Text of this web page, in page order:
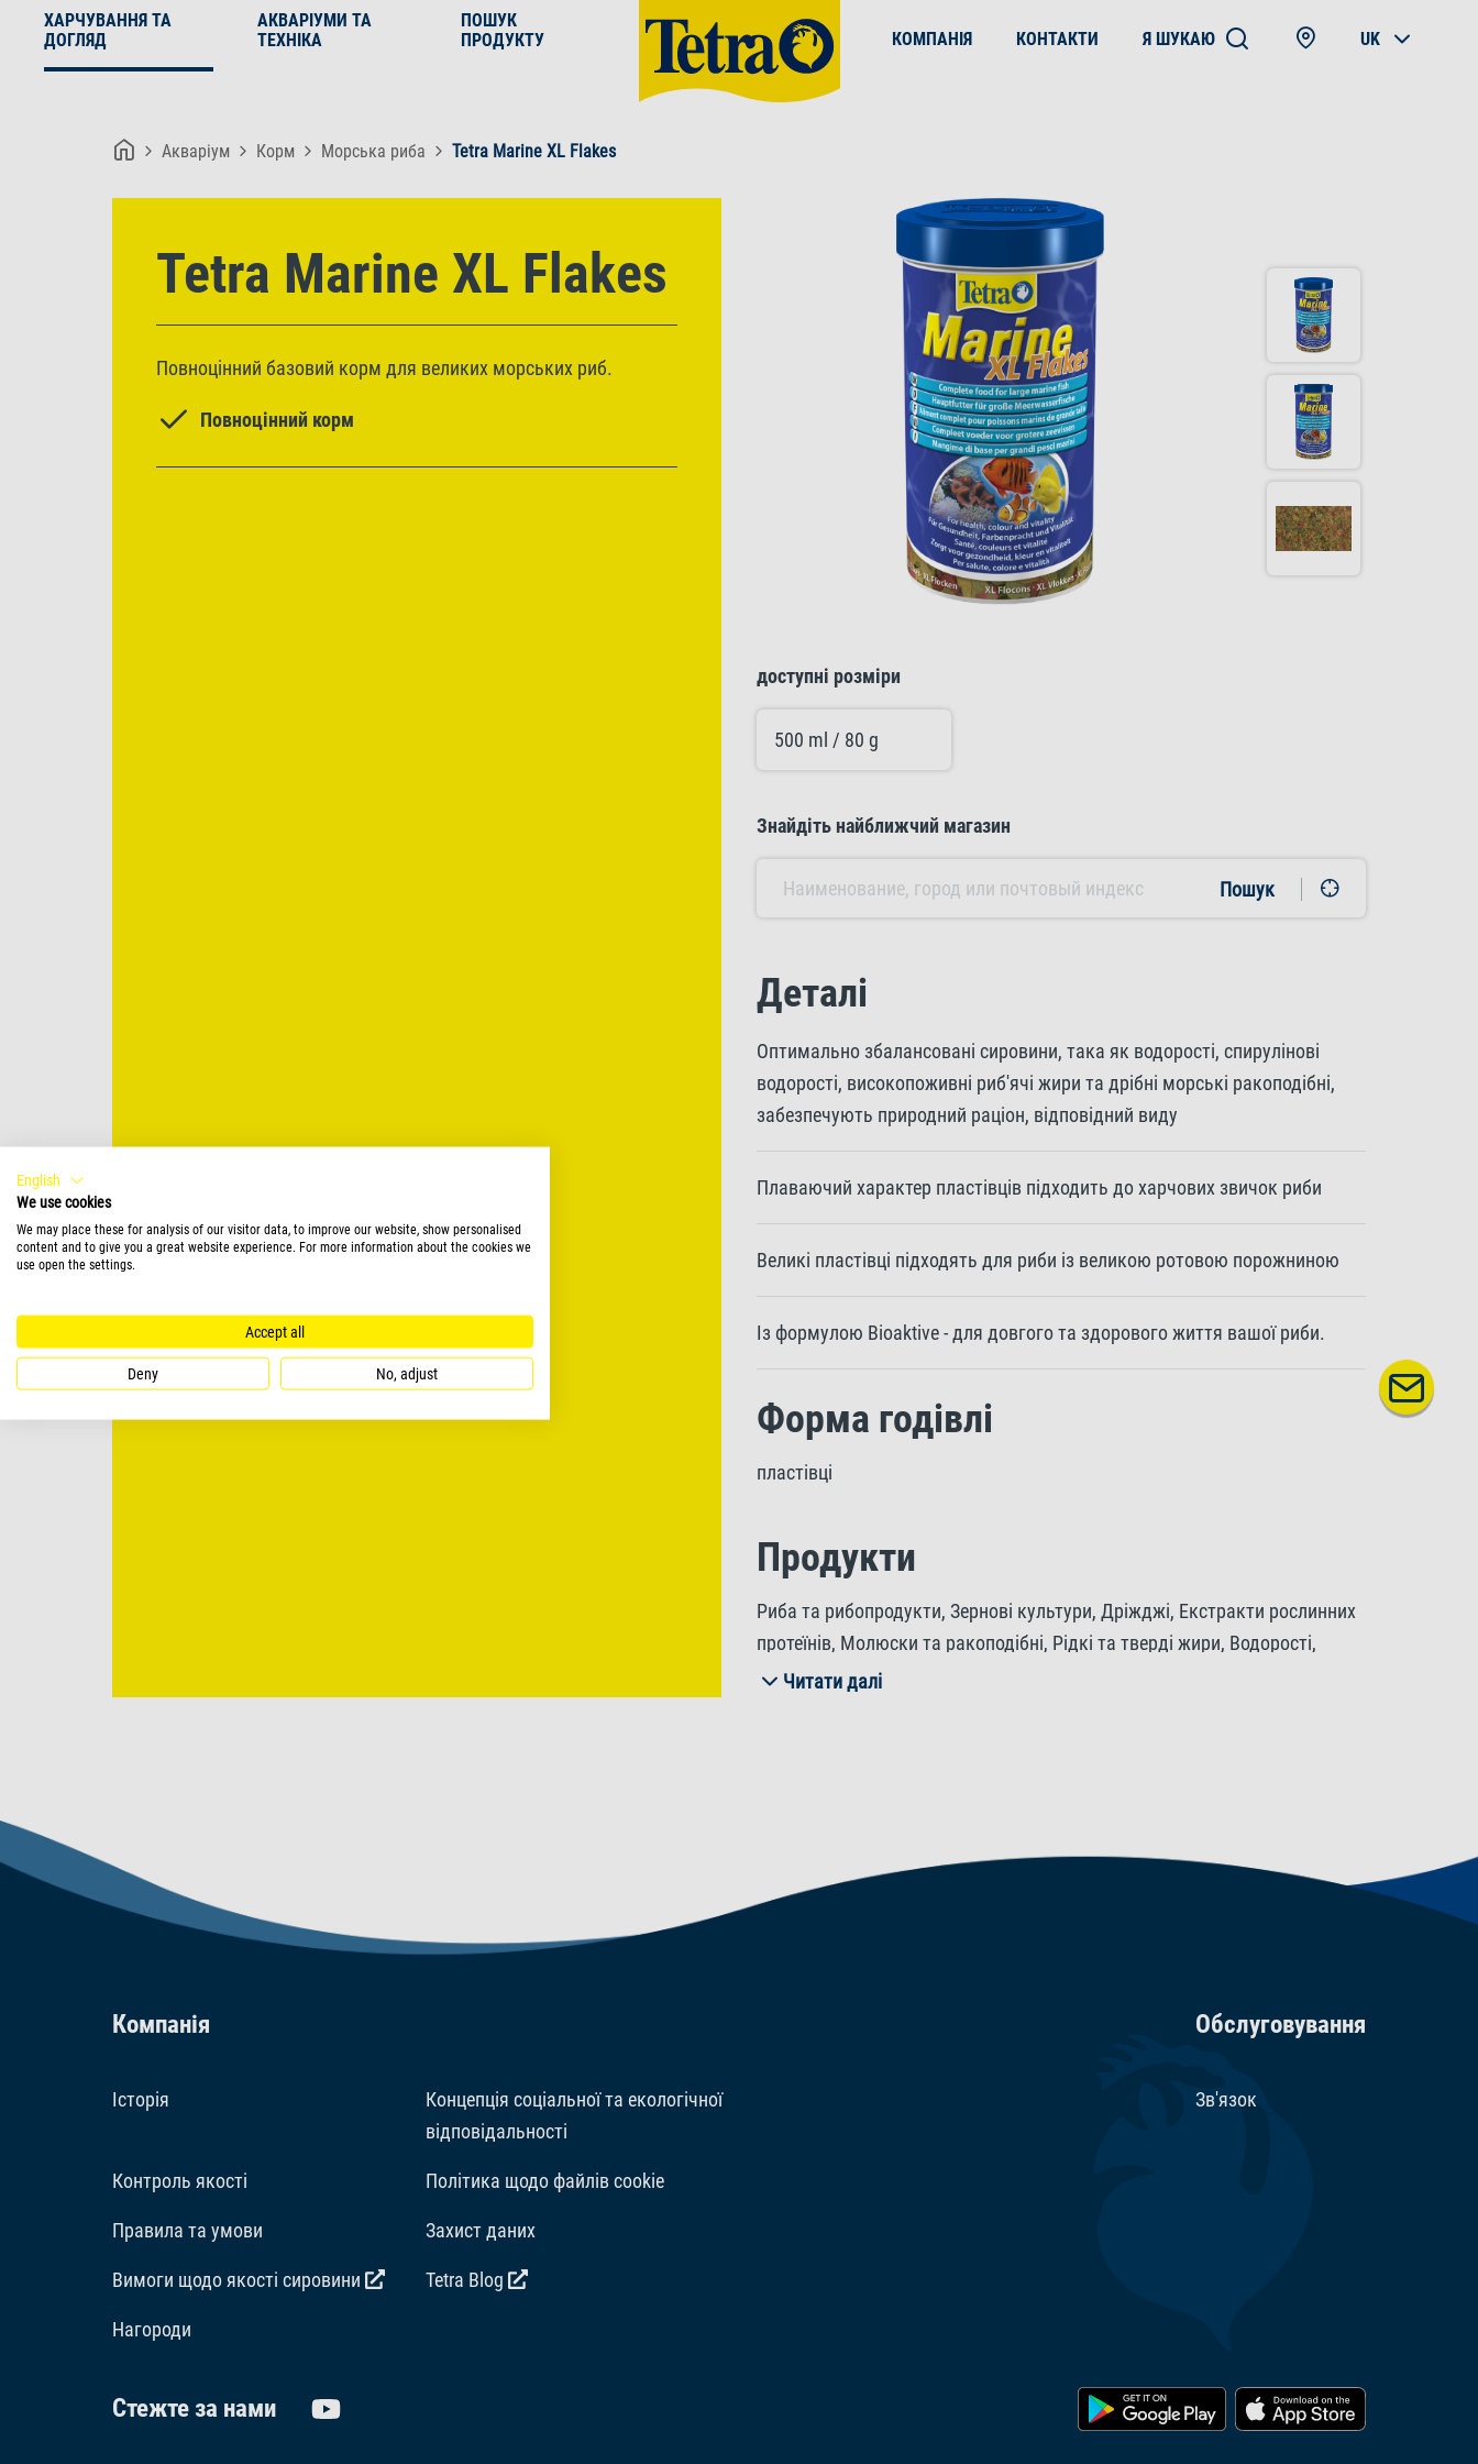
ХАРЧУВАННЯ ТА
ДОГЛЯД
АКВАРІУМИ ТА
ТЕХНІКА
ПОШУК
ПРОДУКТУ
КОМПАНІЯ КОНТАКТИ Я ШУКАЮ UK
Акваріум Корм Морська риба Tetra Marine XL Flakes
Tetra Marine XL Flakes
Повноцінний базовий корм для великих морських риб.
Повноцінний корм
доступні розміри
500 ml / 80 g
Знайдіть найближчий магазин
Пошук
Деталі
Оптимально збалансовані сировини, така як водорості, спирулінові
водорості, високопоживні риб'ячі жири та дрібні морські ракоподібні,
забезпечують природний раціон, відповідний виду
Плаваючий характер пластівців підходить до харчових звичок риби
Великі пластівці підходять для риби із великою ротовою порожниною
Із формулою Bioaktive - для довгого та здорового життя вашої риби.
Форма годівлі
пластівці
Продукти
Риба та рибопродукти, Зернові культури, Дріжджі, Екстракти рослинних
протеїнів, Молюски та ракоподібні, Рідкі та тверді жири, Водорості,
Мінерали.
подібний ефект: Вітамін A 36400 МО/кг, Вітамін D3 2045 МО/кг. Сполуки
Читати далі
Компанія
Історія
Концепція соціальної та екологічної
відповідальності
Контроль якості Політика щодо файлів cookie
Правила та умови Захист даних
Вимоги щодо якості сировини Tetra Blog
Hагороди
Обслуговування
Зв'язок
Стежте за нами
English
We use cookies
We may place these for analysis of our visitor data, to improve our website, show personalised
content and to give you a great website experience. For more information about the cookies we
use open the settings.
Accept all
Deny No, adjust